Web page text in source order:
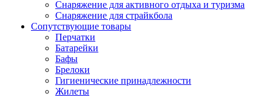
Снаряжение для активного отдыха и туризма
Снаряжение для страйкбола
Сопутствующие товары
Перчатки
Батарейки
Бафы
Брелоки
Гигиенические принадлежности
Жилеты